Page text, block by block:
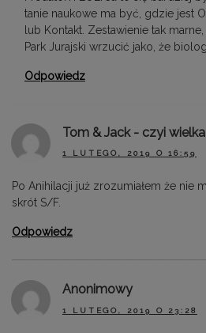
tanie naukowe ma być, gdzie jest
lub Kontakt. Zestawienie tak
Park Jurajski wrzucić jako, że
Odpowiedz
Tom & Jack - czyi
1 LUTEGO, 2019 O 16:59
Po Anihilacji już zrozumiałem że nie
skrót S/F.
Odpowiedz
Anonimowy
1 LUTEGO, 2019 O 23:28